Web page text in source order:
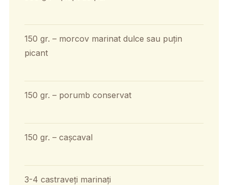
150 gr. – morcov marinat dulce sau puțin
picant
150 gr. – porumb conservat
150 gr. – cașcaval
3-4 castraveți marinați